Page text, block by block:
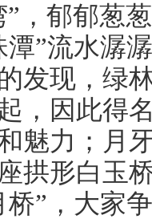
”，郁郁葱
潭”流水潺
发现，绿
，因此得
魅力；月
拱形白玉
”，大家